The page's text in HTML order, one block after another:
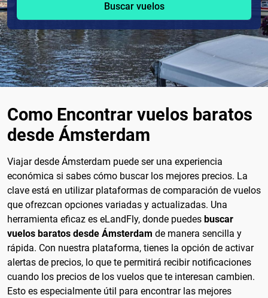
Buscar vuelos
Como Encontrar vuelos baratos
desde Ámsterdam
Viajar desde Ámsterdam puede ser una experiencia
económica si sabes cómo buscar los mejores precios. La
clave está en utilizar plataformas de comparación de vuelos
que ofrezcan opciones variadas y actualizadas. Una
herramienta eficaz es eLandFly, donde puedes buscar
vuelos baratos desde Ámsterdam de manera sencilla y
rápida. Con nuestra plataforma, tienes la opción de activar
alertas de precios, lo que te permitirá recibir notificaciones
cuando los precios de los vuelos que te interesan cambien.
Esto es especialmente útil para encontrar las mejores